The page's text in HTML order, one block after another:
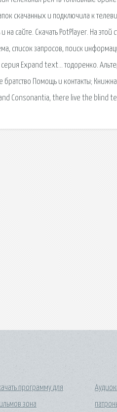
скачанных и подключила к
на сайте. Скачать PotPlayer. На
список запросов, поиск
Expand text… тодоренко.
братство Помощь и контакты;
Consonantia, there live the blind
программу для
зона